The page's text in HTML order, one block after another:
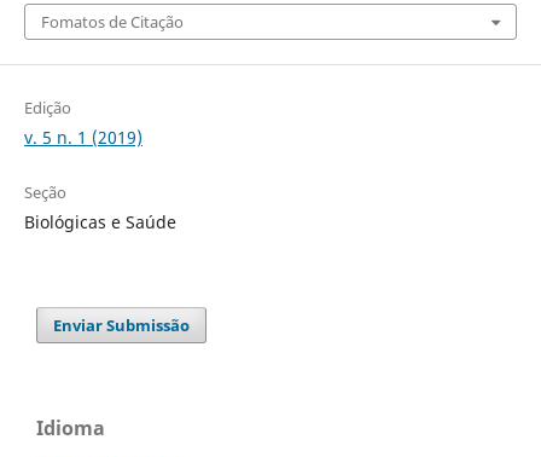
Fomatos de Citação
Edição
v. 5 n. 1 (2019)
Seção
Biológicas e Saúde
Enviar Submissão
Idioma